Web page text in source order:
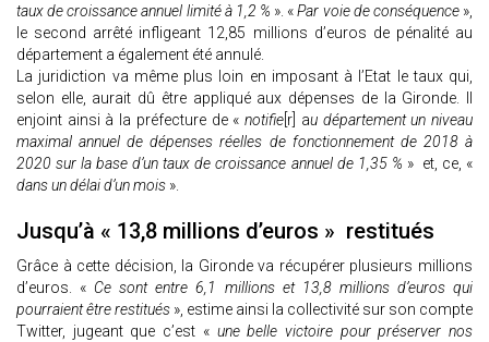
taux de croissance annuel limité à 1,2 % ». «Par voie de conséquence»,
le second arrêté infligeant 12,85 millions d’euros de pénalité au
département a également été annulé.
La juridiction va même plus loin en imposant à l’Etat le taux qui,
selon elle, aurait dû être appliqué aux dépenses de la Gironde. Il
enjoint ainsi à la préfecture de «notifie [r] au département un niveau
maximal annuel de dépenses réelles de fonctionnement de 2018 à
2020 sur la base d’un taux de croissance annuel de 1,35 % » et, ce, «
dans un délai d’un mois ».
Jusqu’à « 13,8 millions d’euros » restitués
Grâce à cette décision, la Gironde va récupérer plusieurs millions
d’euros. « Ce sont entre 6,1 millions et 13,8 millions d’euros qui
pourraient être restitués », estime ainsi la collectivité sur son compte
Twitter, jugeant que c’est «une belle victoire pour préserver nos